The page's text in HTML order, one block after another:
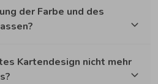
der Farbe und des
Kartendesign nicht mehr